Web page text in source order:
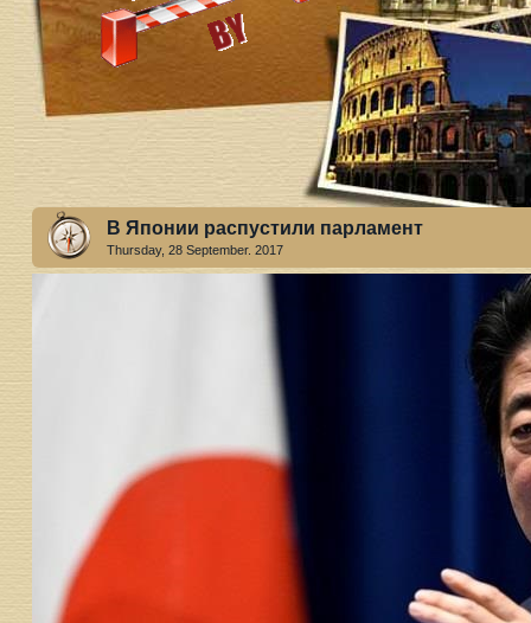
В Японии распустили парламент
Thursday, 28 September. 2017